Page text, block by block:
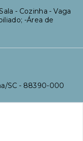
- Cozinha - Vaga
-Área de
SC - 88390-000